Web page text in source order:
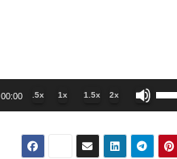
00:00 .5x 1x 1.5x 2x
las
de